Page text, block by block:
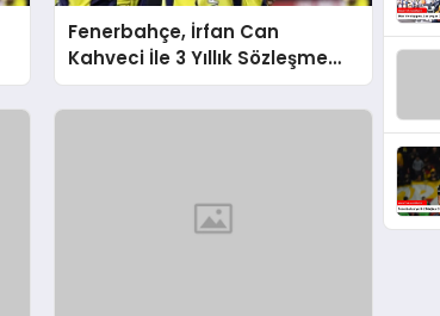
Fenerbahçe, İrfan Can
Kahveci İle 3 Yıllık Sözleşme
Yeniledi